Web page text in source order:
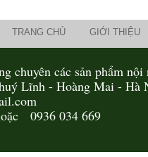
TRANG CHỦ GIỚI THIỆU
chuyên các sản phẩm
Lĩnh - Hoàng Mai - Hà
0936 034 669